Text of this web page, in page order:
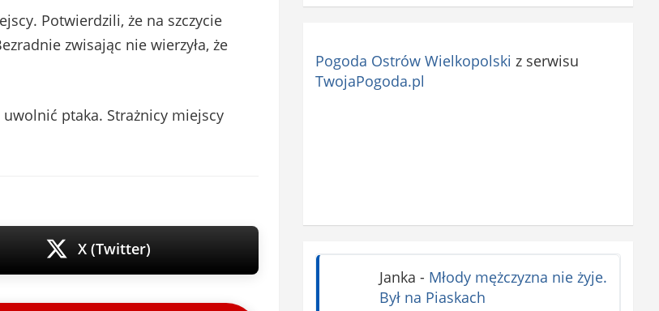
Potwierdzili, że na szczycie
zwisając nie wierzyła, że
ptaka. Strażnicy miejscy
X (Twitter)
Pogoda Ostrów Wielkopolski z serwisu
TwojaPogoda.pl
Janka - Młody mężczyzna nie żyje.
Był na Piaskach